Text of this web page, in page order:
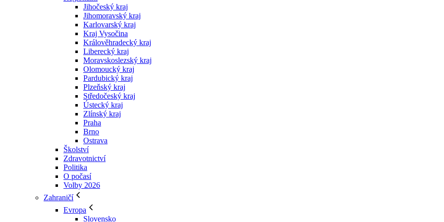
Jihočeský kraj
Jihomoravský kraj
Karlovarský kraj
Kraj Vysočina
Králověhradecký kraj
Liberecký kraj
Moravskoslezský kraj
Olomoucký kraj
Pardubický kraj
Plzeňský kraj
Středočeský kraj
Ústecký kraj
Zlínský kraj
Praha
Brno
Ostrava
Školství
Zdravotnictví
Politika
O počasí
Volby 2026
Zahraničí
Evropa
Slovensko